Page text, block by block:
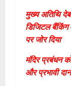
मुख्य अतिथि
डिजिटल
पर जोर दिया
मंदिर प्रबंधन
और प्रभावी